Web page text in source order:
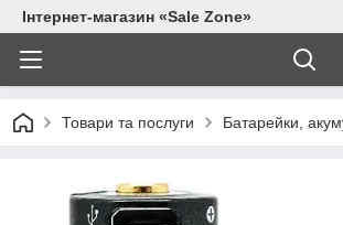
Інтернет-магазин «Sale Zone»
Товари та послуги Батарейки,